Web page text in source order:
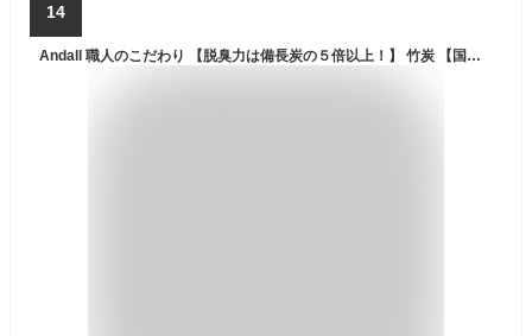
14
Andall 職人のこだわり 【脱臭力は備長炭の５倍以上！】 竹炭 【国内検査機関で試験済】 靴 消臭剤 空気清浄 繰り返し使用可 除湿剤 下駄箱 湿気取り 脱臭 調湿 革靴 ブーツ 水虫 アンダル (グレー6個入り)